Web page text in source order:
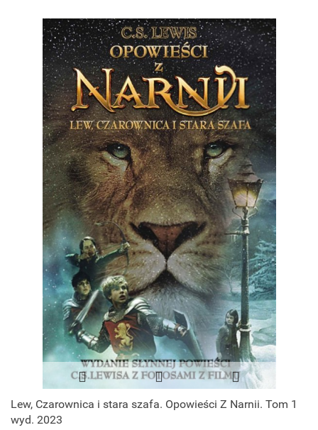
Lew, Czarownica i stara szafa. Opowieści Z Narnii. Tom 1
wyd. 2023